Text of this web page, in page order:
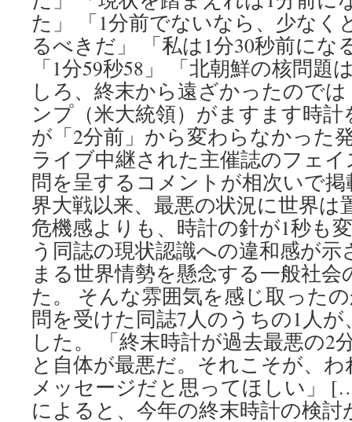
た」 「1分前でないなら、少なく
るべきだ」 「私は1分30秒前にな
「1分59秒58」 「北朝鮮の核問題
しろ、終末から遠ざかったので
ンプ（米大統領）がますます時
が「2分前」から変わらなかった
ライブ中継された主催誌のフェ
問を呈するコメントが相次いで
界大戦以来、最悪の状況に世界
危機感よりも、時計の針が1秒も
う同誌の現状認識への違和感が
まる世界情勢を懸念する一般社
た。 そんな雰囲気を感じ取った
問を受けた同誌7人のうちの1人
した。 「終末時計が過去最悪の2
と自体が最悪だ。それこそが、
メッセージだと思ってほしい」
によると、今年の終末時計の検